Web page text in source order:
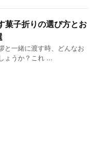
菓子折りの選び方とお
と一緒に渡す時、どんなお
ょうか？これ ...